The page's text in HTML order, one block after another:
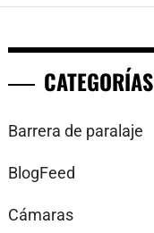
CATEGORÍAS
Barrera de paralaje
BlogFeed
Cámaras